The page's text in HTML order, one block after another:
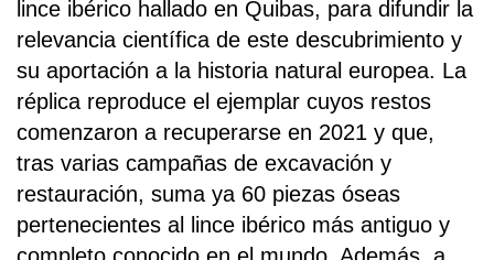
lince ibérico hallado en Quibas, para difundir la
relevancia científica de este descubrimiento y
su aportación a la historia natural europea. La
réplica reproduce el ejemplar cuyos restos
comenzaron a recuperarse en 2021 y que,
tras varias campañas de excavación y
restauración, suma ya 60 piezas óseas
pertenecientes al lince ibérico más antiguo y